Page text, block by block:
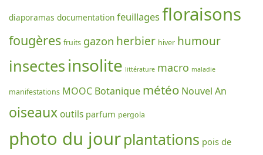
diaporamas documentation feuillagesfloraisons
fougères fruits gazon herbier hiver humour
insectes insolite littérature macro maladie
manifestations MOOC Botanique météo Nouvel An
oiseauxoutils parfum pergola
photo du jourplantations pois de